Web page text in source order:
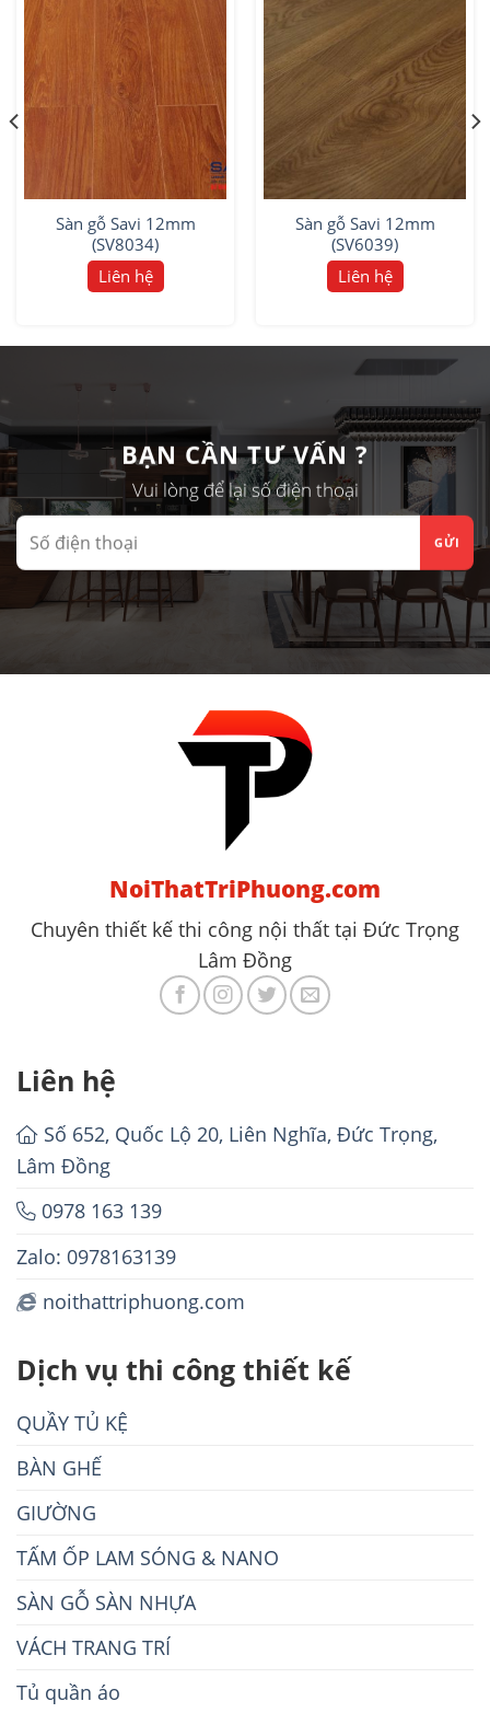
Sàn gỗ Savi 12mm
(SV8034)
Liên hệ
Sàn gỗ Savi 12mm
(SV6039)
Liên hệ
BẠN CẦN TƯ VẤN ?
Vui lòng để lại số điện thoại
NoiThatTriPhuong.com
Chuyên thiết kế thi công nội thất tại Đức Trọng
Lâm Đồng
Liên hệ
Số 652, Quốc Lộ 20, Liên Nghĩa, Đức Trọng,
Lâm Đồng
0978 163 139
Zalo: 0978163139
noithattriphuong.com
Dịch vụ thi công thiết kế
QUẦY TỦ KỆ
BÀN GHẾ
GIƯỜNG
TẤM ỐP LAM SÓNG & NANO
SÀN GỖ SÀN NHỰA
VÁCH TRANG TRÍ
Tủ quần áo